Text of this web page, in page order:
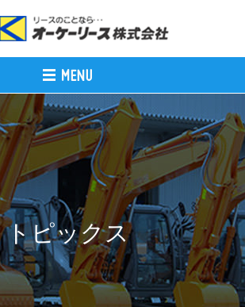
トピックス